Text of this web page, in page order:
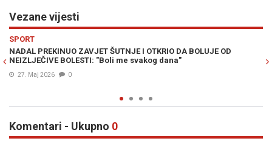
Vezane vijesti
DA BOLUJE OD
dana"
CIJENA SLAVE JE BILA PREVISOKA:
ispovijesti Nadala - "Da to nisam
Komentari - Ukupno 0